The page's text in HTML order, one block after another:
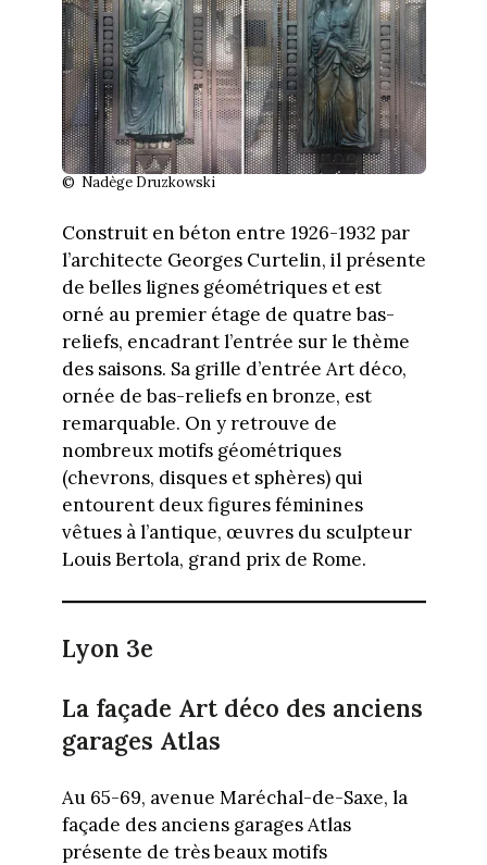
© Nadège Druzkowski
Construit en béton entre 1926-1932 par
l’architecte Georges Curtelin, il présente
de belles lignes géométriques et est
orné au premier étage de quatre bas-
reliefs, encadrant l’entrée sur le thème
des saisons. Sa grille d’entrée Art déco,
ornée de bas-reliefs en bronze, est
remarquable. On y retrouve de
nombreux motifs géométriques
(chevrons, disques et sphères) qui
entourent deux figures féminines
vêtues à l’antique, œuvres du sculpteur
Louis Bertola, grand prix de Rome.
Lyon 3e
La façade Art déco des anciens
garages Atlas
Au 65-69, avenue Maréchal-de-Saxe, la
façade des anciens garages Atlas
présente de très beaux motifs